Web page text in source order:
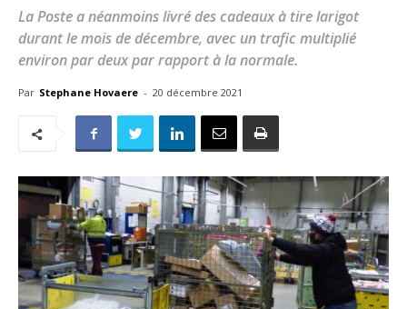
La Poste a néanmoins livré des cadeaux à tire larigot
durant le mois de décembre, avec un trafic multiplié
environ par deux par rapport à la normale.
Par Stephane Hovaere - 20 décembre 2021